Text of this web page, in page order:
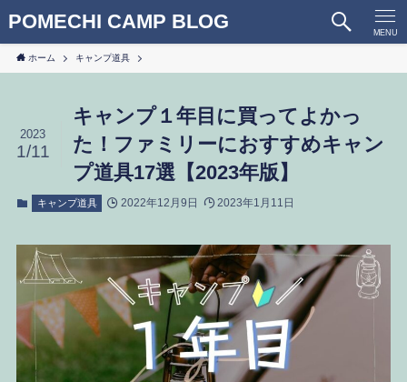
POMECHI CAMP BLOG MENU
ホーム キャンプ道具
キャンプ１年目に買ってよかっ
た！ファミリーにおすすめキャン
プ道具17選【2023年版】
2023
1/11
キャンプ道具 2022年12月9日 2023年1月11日